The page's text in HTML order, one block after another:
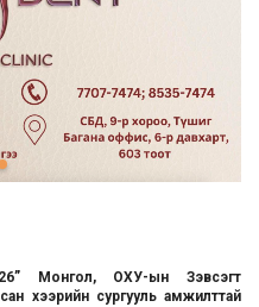
Монгол, ОХУ-ын Зэвсэгт
хээрийн сургууль амжилттай